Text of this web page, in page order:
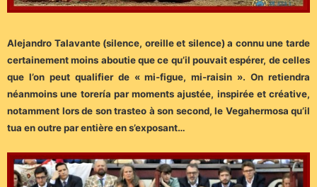
Alejandro Talavante (silence, oreille et silence) a connu une tarde
certainement moins aboutie que ce qu’il pouvait espérer, de celles
que l’on peut qualifier de « mi-figue, mi-raisin ». On retiendra
néanmoins une torería par moments ajustée, inspirée et créative,
notamment lors de son trasteo à son second, le Vegahermosa qu’il
tua en outre par entière en s’exposant…